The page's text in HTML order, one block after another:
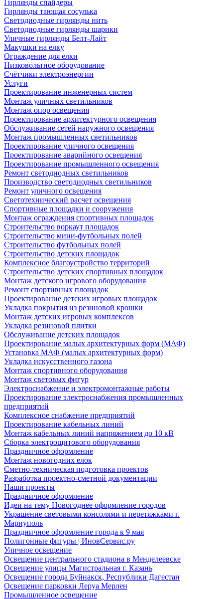
Гирлянды спайдеры
Гирлянды тающая сосулька
Светодиодные гирлянды нить
Светодиодные гирлянды шарики
Уличные гирлянды Белт-Лайт
Макушки на елку
Ограждение для елки
Низковольтное оборудование
Счётчики электроэнергии
Услуги
Проектирование инженерных систем
Монтаж уличных светильников
Монтаж опор освещения
Проектирование архитектурного освещения
Обслуживание сетей наружного освещения
Монтаж промышленных светильников
Проектирование уличного освещения
Проектирование аварийного освещения
Проектирование промышленного освещения
Ремонт светодиодных светильников
Производство светодиодных светильников
Ремонт уличного освещения
Светотехнический расчет освещения
Спортивные площадки и сооружения
Монтаж ограждения спортивных площадок
Строительство воркаут площадок
Строительство мини-футбольных полей
Строительство футбольных полей
Строительство детских площадок
Комплексное благоустройство территорий
Строительство детских спортивных площадок
Монтаж детского игрового оборудования
Ремонт спортивных площадок
Проектирование детских игровых площадок
Укладка покрытия из резиновой крошки
Монтаж детских игровых комплексов
Укладка резиновой плитки
Обслуживание детских площадок
Проектирование малых архитектурных форм (МАФ)
Установка МАФ (малых архитектурных форм)
Укладка искусственного газона
Монтаж спортивного оборудования
Монтаж световых фигур
Электроснабжение и электромонтажные работы
Проектирование электроснабжения промышленных
предприятий
Комплексное снабжение предприятий
Проектирование кабельных линий
Монтаж кабельных линий напряжением до 10 кВ
Сборка электрощитового оборудования
Праздничное оформление
Монтаж новогодних елок
Сметно-техническая подготовка проектов
Разработка проектно-сметной документации
Наши проекты
Праздничное оформление
Идеи на тему Новогоднее оформление городов
Украшение световыми консолями и перетяжками г.
Мариуполь
Праздничное оформление города к 9 мая
Полигонные фигуры | ИновСервис.ру
Уличное освещение
Освещение центрального стадиона в Менделеевске
Освещение улицы Магистральная г. Казань
Освещение города Буйнакск, Республики Дагестан
Освещение парковки Леруа Мерлен
Промышленное освещение